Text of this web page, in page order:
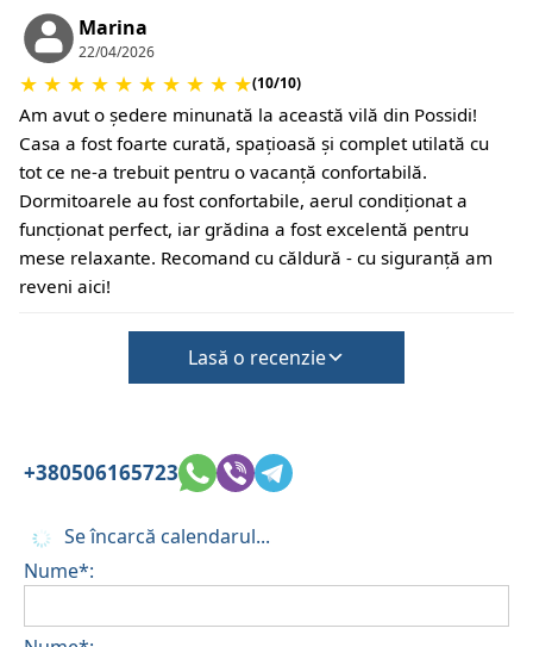
Această proprietate nu necesită depozit pentru
daune la check-in
Cu toate acestea, check-out-ul poate fi finalizat
numai după verificarea stării generale a casei
Animalele de companie nu se acceptă
Marina
22/04/2026
★ ★ ★ ★ ★ ★ ★ ★ ★ ★(10/10)
Am avut o ședere minunată la această vilă din Possidi!
Casa a fost foarte curată, spațioasă și complet utilată cu
tot ce ne-a trebuit pentru o vacanță confortabilă.
Dormitoarele au fost confortabile, aerul condiționat a
funcționat perfect, iar grădina a fost excelentă pentru
mese relaxante. Recomand cu căldură - cu siguranță am
reveni aici!
Lasă o recenzie
+380506165723
Se încarcă calendarul...
Nume*: